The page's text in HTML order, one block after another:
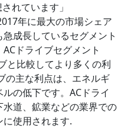
れています」
年に最大の市場シェア
成長しているセグメント
ドライブセグメント
と比較してより多くの利
の主な利点は、エネルギ
の低下です。ACドライ
道、鉱業などの業界での
使用されます.